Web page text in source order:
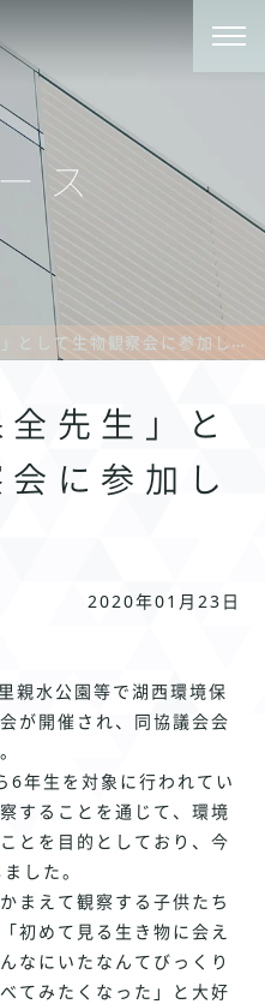
ス
して生物観察会に参加しました
全先生」と
に参加し
2020年01月23日
親水公園等で湖西環境保
が開催され、同協議会会
6年生を対象に行われてい
することを通じて、環境
とを目的としており、今
した。
まえて観察する子供たち
初めて見る生き物に会え
なにいたなんてびっくり
てみたくなった」と大好